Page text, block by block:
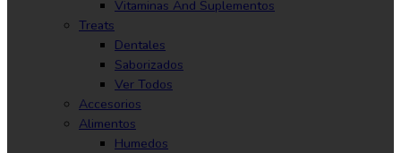
Vitaminas And Suplementos
Treats
Dentales
Saborizados
Ver Todos
Accesorios
Alimentos
Humedos